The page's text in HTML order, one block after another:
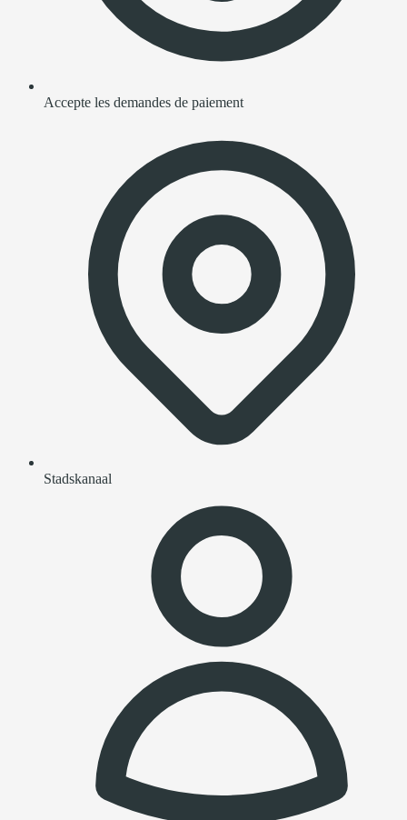
Accepte les demandes de paiement
Stadskanaal